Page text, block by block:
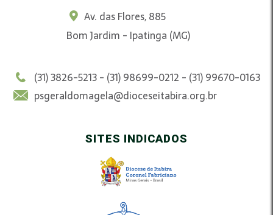
Av. das Flores, 885
Bom Jardim - Ipatinga (MG)
(31) 3826-5213 - (31) 98699-0212 - (31) 99670-0163
psgeraldomagela@dioceseitabira.org.br
SITES INDICADOS